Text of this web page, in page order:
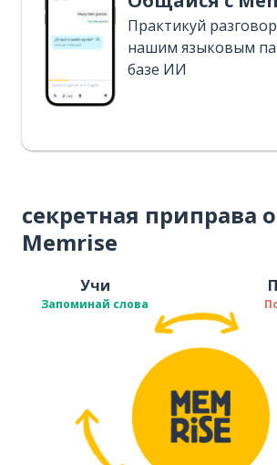
Практикуй
нашим языковым
базе ИИ
секретная приправа
Memrise
Учи
Запоминай слова